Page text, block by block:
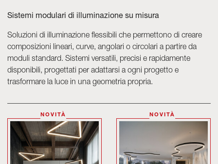
Angular
Architetturali e Trimless
Parete
Pavimento
Sistema Cut&Connect
Neon e Flessibili
Moduli led
Pannelli flessibili
Alimentatori
Sistemi di controllo
Profili
Altri accessori per illuminazione
Apparecchi di illuminazione
Skyled - Luminarie su misura
Neolight - Luminarie tecniche di design
Sistemi modulari lineari e curvi
Apparecchi di illuminazione
Sistemi modulari di illuminazione su misura
Soluzioni di illuminazione flessibili che permettono di creare
composizioni lineari, curve, angolari o circolari a partire da
moduli standard. Sistemi versatili, precisi e rapidamente
disponibili, progettati per adattarsi a ogni progetto e
trasformare la luce in una geometria propria.
NOVITÀ NOVITÀ